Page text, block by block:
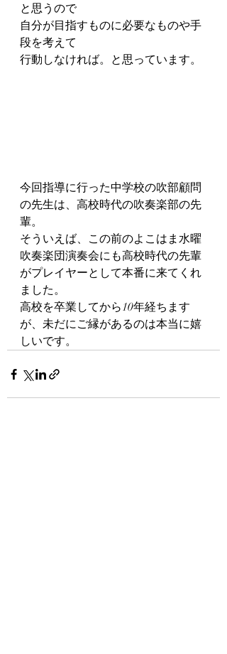
と思うので
自分が目指すものに必要なものや手
段を考えて
行動しなければ。と思っています。
今回指導に行った中学校の吹部顧問
の先生は、高校時代の吹奏楽部の先
輩。
そういえば、この前のよこはま水曜
吹奏楽団演奏会にも高校時代の先輩
がプレイヤーとして本番に来てくれ
ました。
高校を卒業してから10年経ちます
が、未だにご縁があるのは本当に嬉
しいです。